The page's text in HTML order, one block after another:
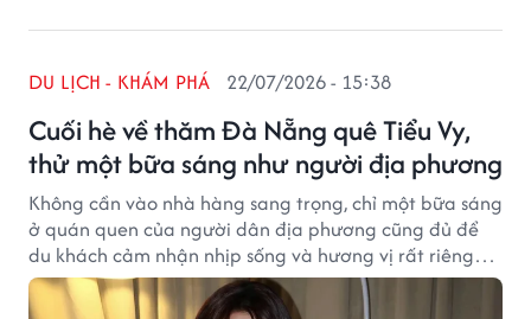
Cuối hè về thăm Đà Nẵng quê Tiểu Vy,
thử một bữa sáng như người địa phương
DU LỊCH - KHÁM PHÁ 22/07/2026 - 15:38
Không cần vào nhà hàng sang trọng, chỉ một bữa sáng
ở quán quen của người dân địa phương cũng đủ để
du khách cảm nhận nhịp sống và hương vị rất riêng
của Đà Nẵng - quê của Tiểu Vy.